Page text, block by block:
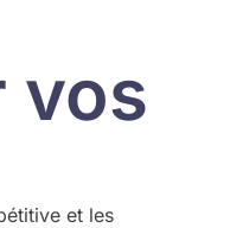
vos
et les